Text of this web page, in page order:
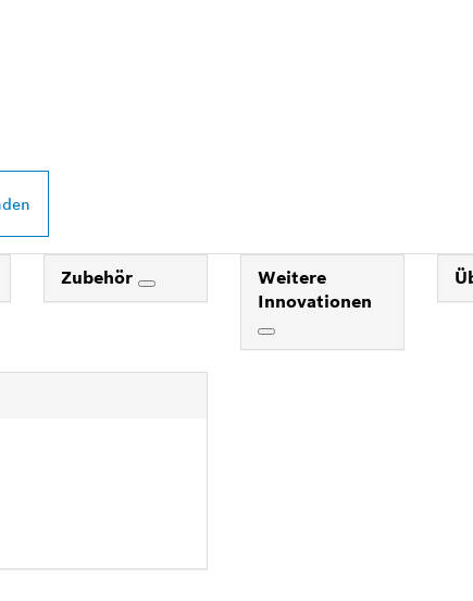
Zubehör
Weitere
Innovationen